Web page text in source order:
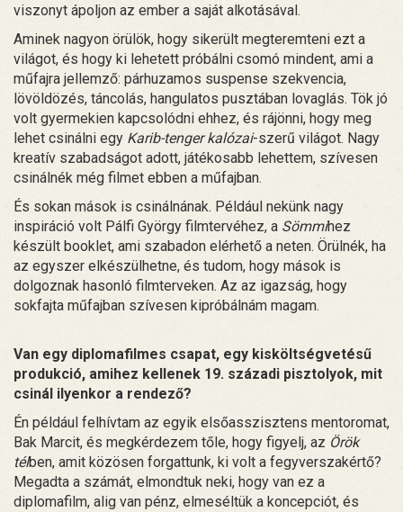
viszonyt ápoljon az ember a saját alkotásával.
Aminek nagyon örülök, hogy sikerült megteremteni ezt a
világot, és hogy ki lehetett próbálni csomó mindent, ami a
műfajra jellemző: párhuzamos suspense szekvencia,
lövöldözés, táncolás, hangulatos pusztában lovaglás. Tök jó
volt gyermekien kapcsolódni ehhez, és rájönni, hogy meg
lehet csinálni egy Karib-tenger kalózai-szerű világot. Nagy
kreatív szabadságot adott, játékosabb lehettem, szívesen
csinálnék még filmet ebben a műfajban.
És sokan mások is csinálnának. Például nekünk nagy
inspiráció volt Pálfi György filmtervéhez, a Sömmihez
készült booklet, ami szabadon elérhető a neten. Örülnék, ha
az egyszer elkészülhetne, és tudom, hogy mások is
dolgoznak hasonló filmterveken. Az az igazság, hogy
sokfajta műfajban szívesen kipróbálnám magam.
Van egy diplomafilmes csapat, egy kisköltségvetésű
produkció, amihez kellenek 19. századi pisztolyok, mit
csinál ilyenkor a rendező?
Én például felhívtam az egyik elsőasszisztens mentoromat,
Bak Marcit, és megkérdezem tőle, hogy figyelj, az Örök
télben, amit közösen forgattunk, ki volt a fegyverszakértő?
Megadta a számát, elmondtuk neki, hogy van ez a
diplomafilm, alig van pénz, elmeséltük a koncepciót, és